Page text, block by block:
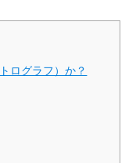
ログラフ）か？